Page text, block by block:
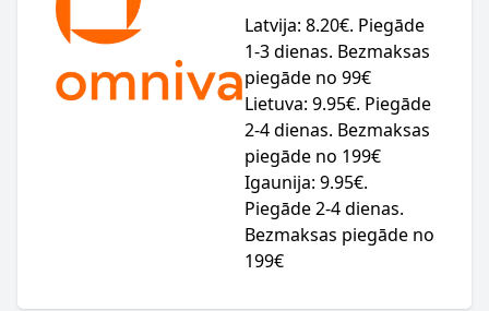
Latvija: 8.20€. Piegāde
1-3 dienas. Bezmaksas
piegāde no 99€
Lietuva: 9.95€. Piegāde
2-4 dienas. Bezmaksas
piegāde no 199€
Igaunija: 9.95€.
Piegāde 2-4 dienas.
Bezmaksas piegāde no
199€